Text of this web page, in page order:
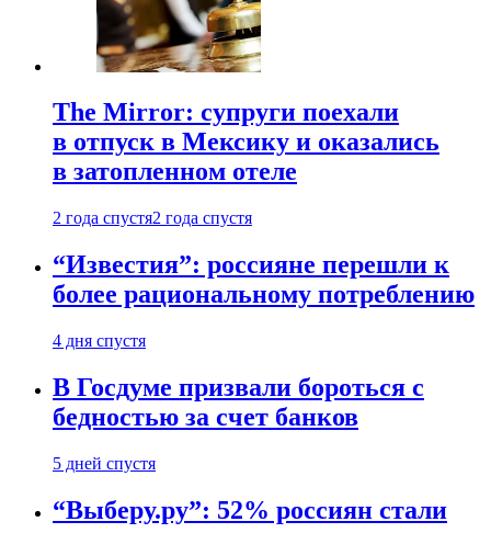
The Mirror: супруги поехали
в отпуск в Мексику и оказались
в затопленном отеле
2 года спустя2 года спустя
“Известия”: россияне перешли к
более рациональному потреблению
4 дня спустя
В Госдуме призвали бороться с
бедностью за счет банков
5 дней спустя
“Выберу.ру”: 52% россиян стали